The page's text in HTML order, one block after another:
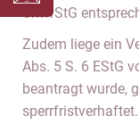
UmwStG
Zudem liege ein
Abs. 5 S. 6 EStG
beantragt wurde,